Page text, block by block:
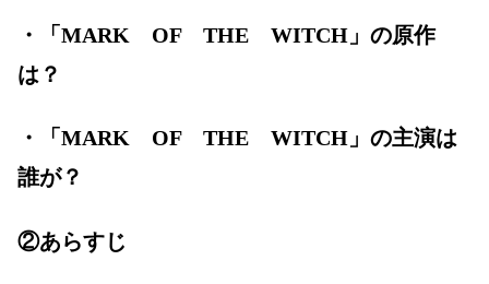
・「MARK OF THE WITCH」の原作
は？
・「MARK OF THE WITCH」の主演は
誰が？
②あらすじ